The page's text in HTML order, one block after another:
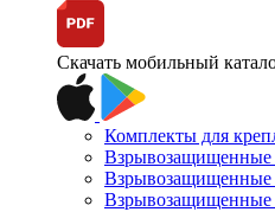
Скачать мобильный
Комплекты для
Взрывозащищенные
Взрывозащищенные